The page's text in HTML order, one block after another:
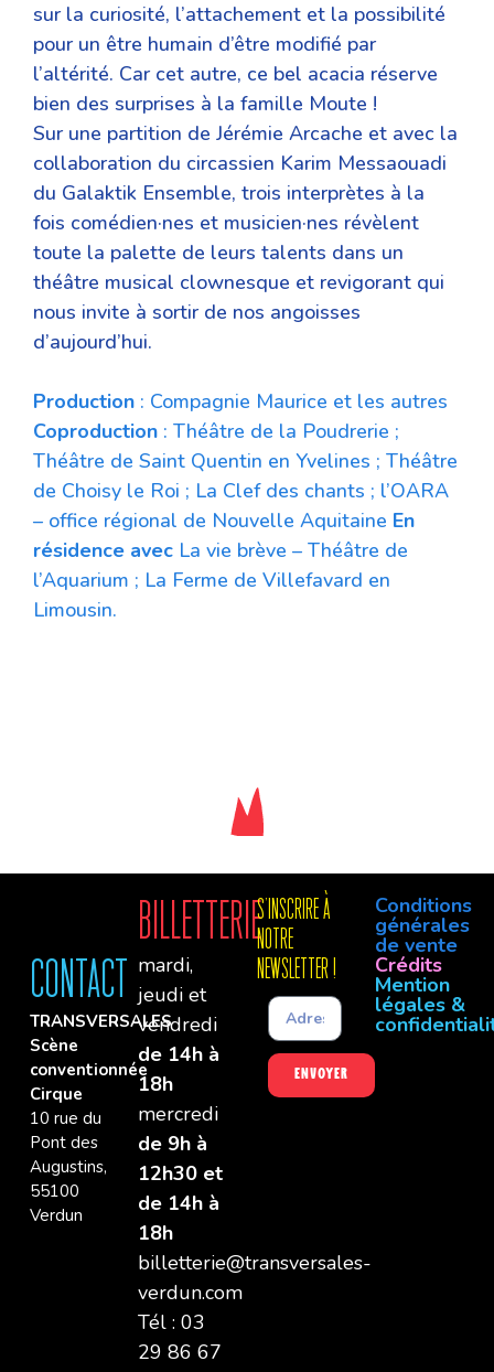
sur la curiosité, l’attachement et la possibilité
pour un être humain d’être modifié par
l’altérité. Car cet autre, ce bel acacia réserve
bien des surprises à la famille Moute !
Sur une partition de Jérémie Arcache et avec la
collaboration du circassien Karim Messaouadi
du Galaktik Ensemble, trois interprètes à la
fois comédien·nes et musicien·nes révèlent
toute la palette de leurs talents dans un
théâtre musical clownesque et revigorant qui
nous invite à sortir de nos angoisses
d’aujourd’hui.
Production : Compagnie Maurice et les autres
Coproduction : Théâtre de la Poudrerie ;
Théâtre de Saint Quentin en Yvelines ; Théâtre
de Choisy le Roi ; La Clef des chants ; l’OARA
– office régional de Nouvelle Aquitaine En
résidence avec La vie brève – Théâtre de
l’Aquarium ; La Ferme de Villefavard en
Limousin.
Contact
TRANSVERSALES
Scène
conventionnée
Cirque
10 rue du
Pont des
Augustins,
55100
Verdun
Billetterie
mardi,
jeudi et
vendredi
de 14h à
18h
mercredi
de 9h à
12h30 et
de 14h à
18h
billetterie@transversales-
verdun.com
Tél : 03
29 86 67
S'INSCRIre à
notre
newsletter !
Envoyer
Conditions
générales
de vente
Crédits
Mention
légales &